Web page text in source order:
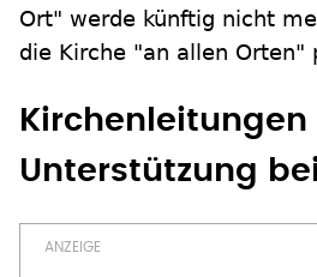
Ort" werde künftig nicht
die Kirche "an allen Orten"
Unterstützung